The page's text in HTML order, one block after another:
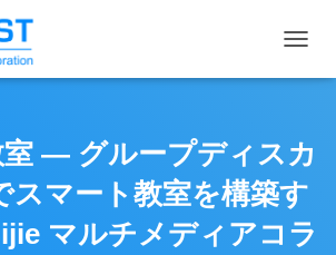
O
L
E
N
A
V
I
— グループディスカ
スマート教室を構築す
マルチメディアコラ